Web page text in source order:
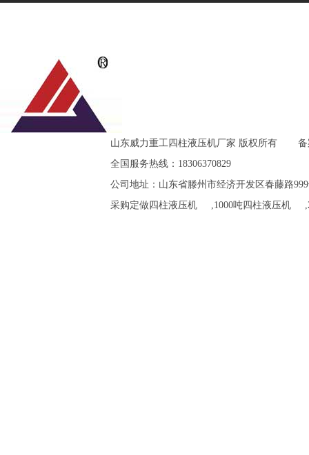
山东威力重工四柱液压机厂家 版权所有
全国服务热线：18306370829
公司地址：山东省滕州市经济开发区春藤路
采购定做四柱液压机 ,1000吨四柱液压机 ,